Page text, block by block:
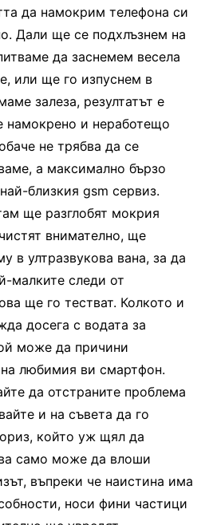
да намокрим телефона си
Дали ще се подхлъзнем на
да заснемем весела
или ще го изпуснем в
залеза, резултатът е
и неработещо
не трябва да се
а максимално бързо
близкия gsm сервиз.
ще разглобят мокрия
внимателно, ще
в ултразвукова вана, за да
малките следи от
ще го тестват. Колкото и
досега с водата за
може да причини
любимия ви смартфон.
да отстраните проблема
и на съвета да го
който уж щял да
само може да влоши
въпреки че наистина има
носи фини частици